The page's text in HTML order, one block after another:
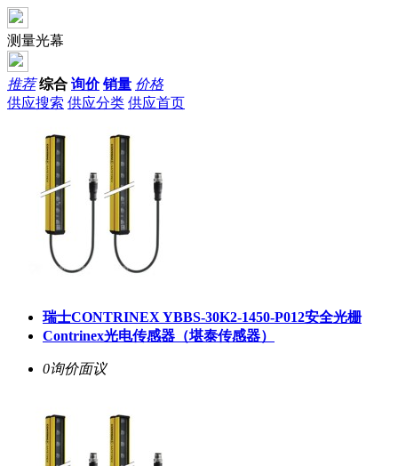
测量光幕
推荐 综合 询价 销量 价格
供应搜索 供应分类 供应首页
瑞士CONTRINEX YBBS-30K2-1450-P012安全光栅
Contrinex光电传感器（堪泰传感器）
0询价面议